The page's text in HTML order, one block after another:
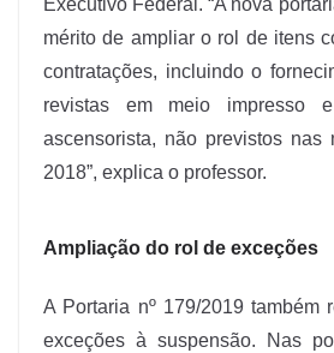
Executivo Federal. “A nova
mérito de ampliar o rol de itens
contratações, incluindo o
revistas em meio impresso
ascensorista, não previstos nas
2018”, explica o professor.
Ampliação do rol de exceções
A Portaria nº 179/2019 também
exceções à suspensão. Nas